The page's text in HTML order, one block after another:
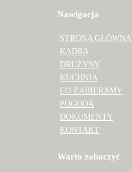
Nawigacja
STRONA GŁÓWNA
KADRA
DRUŻYNY
KUCHNIA
CO ZABIERAMY
POGODA
DOKUMENTY
KONTAKT
Warto zobaczyć